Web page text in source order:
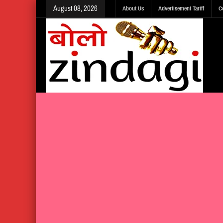
August 08, 2026 About Us Advertisement Tariff